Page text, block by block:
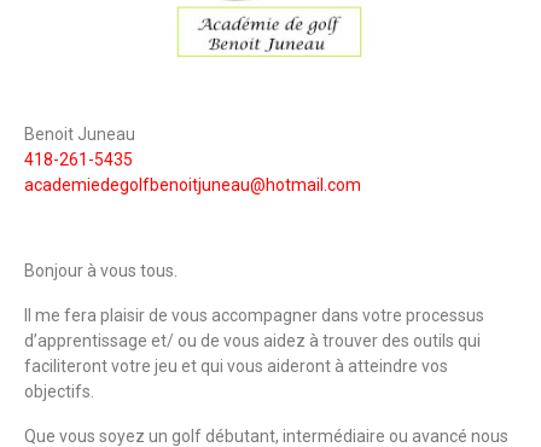
Benoit Juneau
418-261-5435
academiedegolfbenoitjuneau@hotmail.com
Bonjour à vous tous.
Il me fera plaisir de vous accompagner dans votre processus
d’apprentissage et/ ou de vous aidez à trouver des outils qui
faciliteront votre jeu et qui vous aideront à atteindre vos
objectifs.
Que vous soyez un golf débutant, intermédiaire ou avancé nous